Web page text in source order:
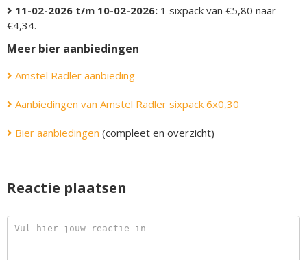
11-02-2026 t/m 10-02-2026: 1 sixpack van €5,80 naar
€4,34.
Meer bier aanbiedingen
Amstel Radler aanbieding
Aanbiedingen van Amstel Radler sixpack 6x0,30
Bier aanbiedingen (compleet en overzicht)
Reactie plaatsen